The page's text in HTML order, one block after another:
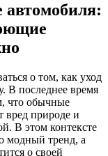
автомобиля:
о том, как уход
В последнее время
что обычные
вред природе и
В этом контексте
модный тренд, а
о своей